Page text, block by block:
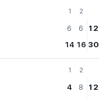
1
6
14
2
6
16
12
30
1
4
2
8
12